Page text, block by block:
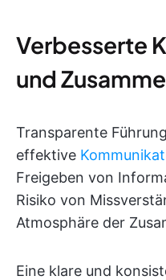
Verbesserte
und
Transparente
effektive
Freigeben von
Risiko von
Atmosphäre der
Eine klare und